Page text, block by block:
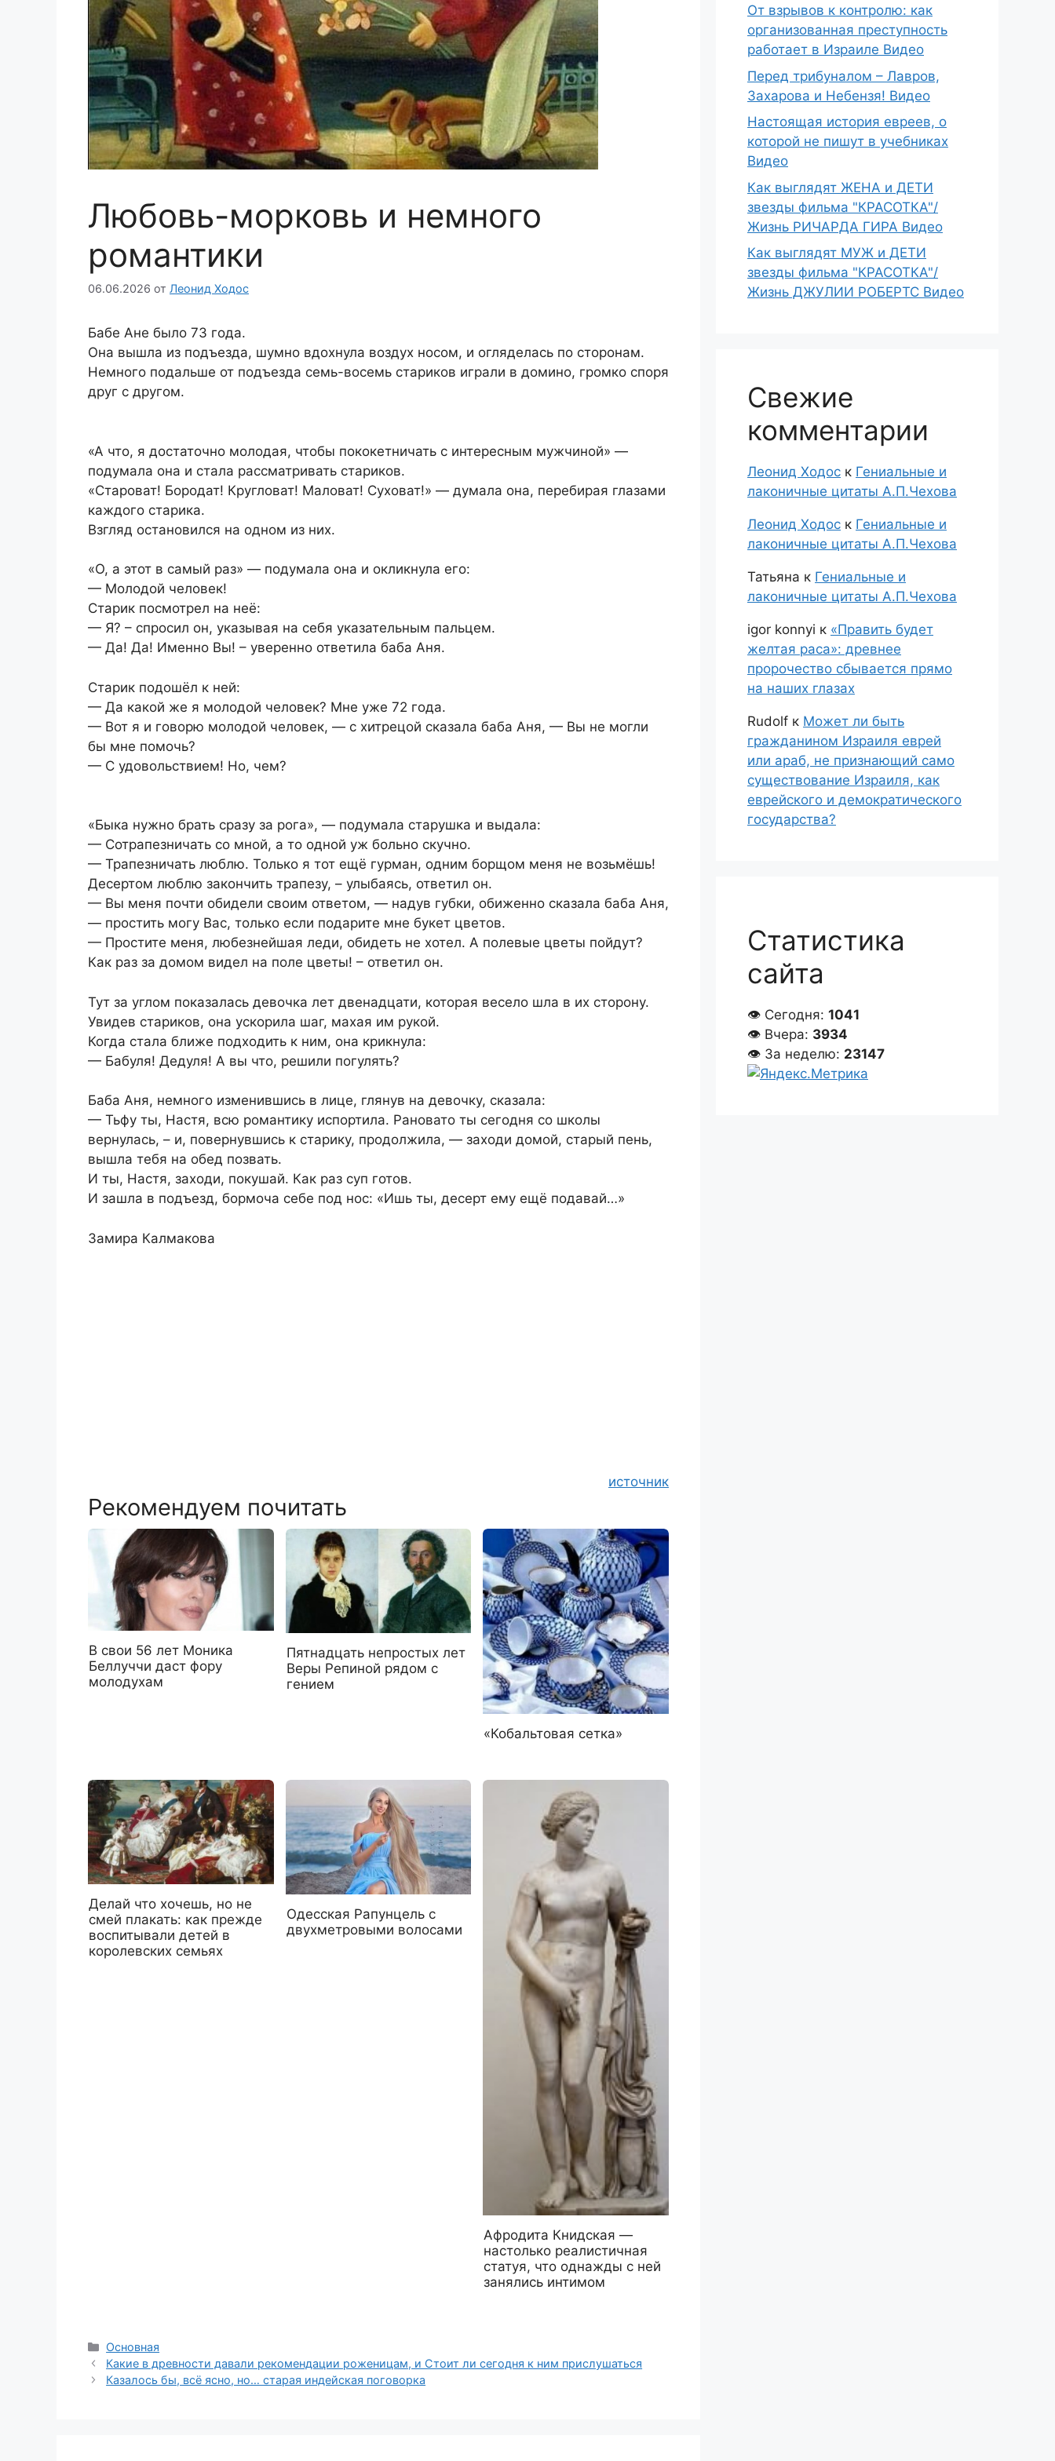
Любовь-морковь и немного
романтики
06.06.2026 от Леонид Ходос
Бабе Ане было 73 года.
Она вышла из подъезда, шумно вдохнула воздух носом, и огляделась по сторонам.
Немного подальше от подъезда семь-восемь стариков играли в домино, громко споря
друг с другом.
«А что, я достаточно молодая, чтобы пококетничать с интересным мужчиной» —
подумала она и стала рассматривать стариков.
«Староват! Бородат! Кругловат! Маловат! Суховат!» — думала она, перебирая глазами
каждого старика.
Взгляд остановился на одном из них.
«О, а этот в самый раз» — подумала она и окликнула его:
— Молодой человек!
Старик посмотрел на неё:
— Я? – спросил он, указывая на себя указательным пальцем.
— Да! Да! Именно Вы! – уверенно ответила баба Аня.
Старик подошёл к ней:
— Да какой же я молодой человек? Мне уже 72 года.
— Вот я и говорю молодой человек, — с хитрецой сказала баба Аня, — Вы не могли
бы мне помочь?
— С удовольствием! Но, чем?
«Быка нужно брать сразу за рога», — подумала старушка и выдала:
— Сотрапезничать со мной, а то одной уж больно скучно.
— Трапезничать люблю. Только я тот ещё гурман, одним борщом меня не возьмёшь!
Десертом люблю закончить трапезу, – улыбаясь, ответил он.
— Вы меня почти обидели своим ответом, — надув губки, обиженно сказала баба Аня,
— простить могу Вас, только если подарите мне букет цветов.
— Простите меня, любезнейшая леди, обидеть не хотел. А полевые цветы пойдут?
Как раз за домом видел на поле цветы! – ответил он.
Тут за углом показалась девочка лет двенадцати, которая весело шла в их сторону.
Увидев стариков, она ускорила шаг, махая им рукой.
Когда стала ближе подходить к ним, она крикнула:
— Бабуля! Дедуля! А вы что, решили погулять?
Баба Аня, немного изменившись в лице, глянув на девочку, сказала:
— Тьфу ты, Настя, всю романтику испортила. Рановато ты сегодня со школы
вернулась, – и, повернувшись к старику, продолжила, — заходи домой, старый пень,
вышла тебя на обед позвать.
И ты, Настя, заходи, покушай. Как раз суп готов.
И зашла в подъезд, бормоча себе под нос: «Ишь ты, десерт ему ещё подавай…»
Замира Калмакова
источник
Рекомендуем почитать
В свои 56 лет Моника
Беллуччи даст фору
молодухам
Пятнадцать непростых лет
Веры Репиной рядом с
гением
«Кобальтовая сетка»
Делай что хочешь, но не
смей плакать: как прежде
воспитывали детей в
королевских семьях
Одесская Рапунцель с
двухметровыми волосами
Афродита Книдская —
настолько реалистичная
статуя, что однажды с ней
занялись интимом
Рубрики
Основная
Какие в древности давали рекомендации роженицам, и Стоит ли сегодня к ним прислушаться
Казалось бы, всё ясно, но… старая индейская поговорка
От взрывов к контролю: как
организованная преступность
работает в Израиле Видео
Перед трибуналом – Лавров,
Захарова и Небензя! Видео
Настоящая история евреев, о
которой не пишут в учебниках
Видео
Как выглядят ЖЕНА и ДЕТИ
звезды фильма "КРАСОТКА"/
Жизнь РИЧАРДА ГИРА Видео
Как выглядят МУЖ и ДЕТИ
звезды фильма "КРАСОТКА"/
Жизнь ДЖУЛИИ РОБЕРТС Видео
Свежие
комментарии
Леонид Ходос к Гениальные и
лаконичные цитаты А.П.Чехова
Леонид Ходос к Гениальные и
лаконичные цитаты А.П.Чехова
Татьяна к Гениальные и
лаконичные цитаты А.П.Чехова
igor konnyi к «Править будет
желтая раса»: древнее
пророчество сбывается прямо
на наших глазах
Rudolf к Может ли быть
гражданином Израиля еврей
или араб, не признающий само
существование Израиля, как
еврейского и демократического
государства?
Статистика
сайта
👁 Сегодня: 1041
👁 Вчера: 3934
👁 За неделю: 23147